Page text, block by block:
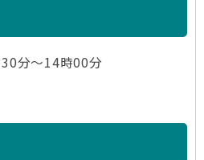
分～14時00分